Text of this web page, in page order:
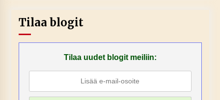
Tilaa blogit
Tilaa uudet blogit meiliin: